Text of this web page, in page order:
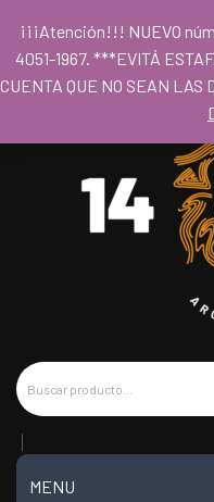
-
MENU
¡¡¡Atención!!! NUEVO
4051-1967. ***EVITÁ
CUENTA QUE NO SEAN